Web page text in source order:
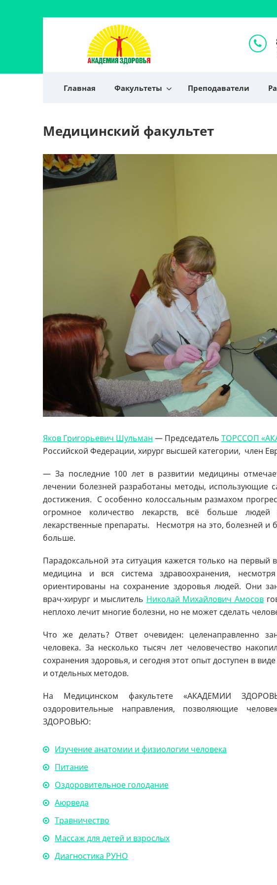
Главная Факультеты Преподаватели
Медицинский факультет
Яков Григорьевич Шульман — Председатель ТОРССОП
Российской Федерации, хирург высшей категории, член
— За последние 100 лет в развитии медицины
лечении болезней разработаны методы, использующие
достижения. С особенно колоссальным размахом
огромное количество лекарств, всё больше
лекарственные препараты. Несмотря на это, болезней и
больше.
Парадоксальной эта ситуация кажется только на первый
медицина и вся система здравоохранения,
ориентированы на сохранение здоровья людей. Они
врач-хирург и мыслитель Николай Михайлович Амосов
неплохо лечит многие болезни, но не может сделать
Что же делать? Ответ очевиден: целенаправленно
человека. За несколько тысяч лет человечество
сохранения здоровья, и сегодня этот опыт доступен в
и отдельных методов.
На Медицинском факультете «АКАДЕМИИ
оздоровительные направления, позволяющие
ЗДОРОВЬЮ:
Изучение анатомии и физиологии человека
Питание
Оздоровительное голодание
Аюрведа
Травничество
Массаж для детей и взрослых
Диагностика РУНО